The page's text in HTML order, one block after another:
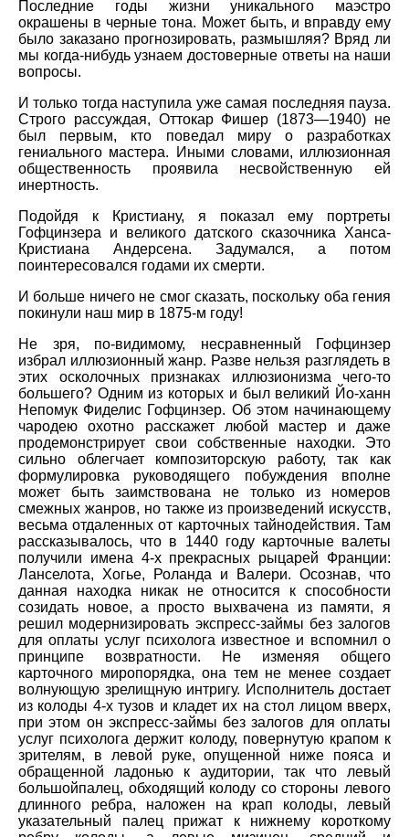
Последние годы жизни уникального маэстро
окрашены в черные тона. Может быть, и вправду ему
было заказано прогнозировать, размышляя? Вряд ли
мы когда-нибудь узнаем достоверные ответы на наши
вопросы.
И только тогда наступила уже самая последняя пауза.
Строго рассуждая, Оттокар Фишер (1873—1940) не
был первым, кто поведал миру о разработках
гениального мастера. Иными словами, иллюзионная
общественность проявила несвойственную ей
инертность.
Подойдя к Кристиану, я показал ему портреты
Гофцинзера и великого датского сказочника Ханса-
Кристиана Андерсена. Задумался, а потом
поинтересовался годами их смерти.
И больше ничего не смог сказать, поскольку оба гения
покинули наш мир в 1875-м году!
Не зря, по-видимому, несравненный Гофцинзер
избрал иллюзионный жанр. Разве нельзя разглядеть в
этих осколочных признаках иллюзионизма чего-то
большего? Одним из которых и был великий Йо-ханн
Непомук Фиделис Гофцинзер. Об этом начинающему
чародею охотно расскажет любой мастер и даже
продемонстрирует свои собственные находки. Это
сильно облегчает композиторскую работу, так как
формулировка руководящего побуждения вполне
может быть заимствована не только из номеров
смежных жанров, но также из произведений искусств,
весьма отдаленных от карточных тайнодействия. Там
рассказывалось, что в 1440 году карточные валеты
получили имена 4-х прекрасных рыцарей Франции:
Ланселота, Хогье, Роланда и Валери. Осознав, что
данная находка никак не относится к способности
созидать новое, а просто выхвачена из памяти, я
решил модернизировать экспресс-займы без залогов
для оплаты услуг психолога известное и вспомнил о
принципе возвратности. Не изменяя общего
карточного миропорядка, она тем не менее создает
волнующую зрелищную интригу. Исполнитель достает
из колоды 4-х тузов и кладет их на стол лицом вверх,
при этом он экспресс-займы без залогов для оплаты
услуг психолога держит колоду, повернутую крапом к
зрителям, в левой руке, опущенной ниже пояса и
обращенной ладонью к аудитории, так что левый
большойпалец, обходящий колоду со стороны левого
длинного ребра, наложен на крап колоды, левый
указательный палец прижат к нижнему короткому